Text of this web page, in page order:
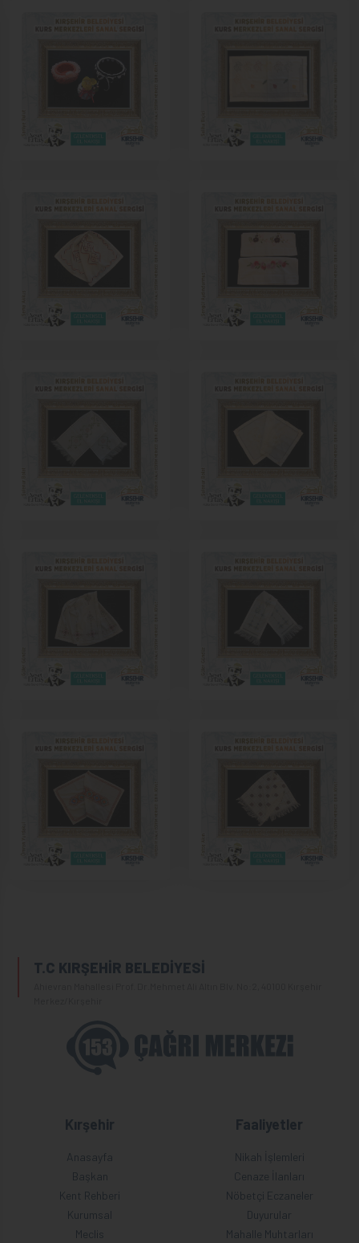
T.C KIRŞEHİR BELEDİYESİ
Kırşehir
Anasayfa
Başkan
Kent Rehberi
Kurumsal
Meclis
Faaliyetler
Nikah İşlemleri
Cenaze İlanları
Nöbetçi Eczaneler
Duyurular
Mahalle Muhtarları